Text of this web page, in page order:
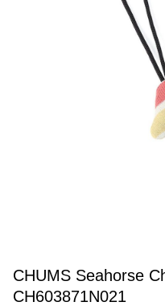
CHUMS Seahorse
CH603871N021